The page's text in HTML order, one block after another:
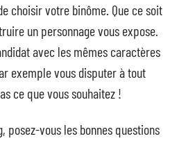
choisir votre binôme. Que ce soit
un personnage vous expose.
avec les mêmes caractères
exemple vous disputer à tout
ce que vous souhaitez !
posez-vous les bonnes questions